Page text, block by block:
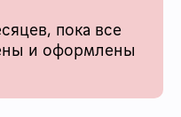
пока все
и оформлены